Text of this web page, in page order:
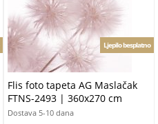
Flis foto tapeta AG Maslačak
FTNS-2493 | 360x270 cm
Ljepilo besplatno
Dostava 5-10 dana